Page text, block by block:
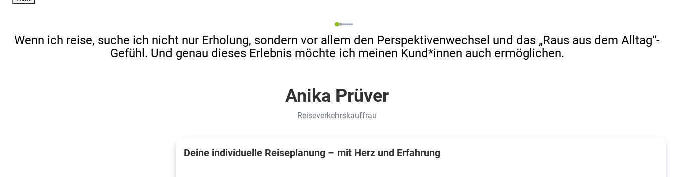
Wenn ich reise, suche ich nicht nur Erholung, sondern vor allem den Perspektivenwechsel und das „Raus aus dem Alltag“-
Gefühl. Und genau dieses Erlebnis möchte ich meinen Kund*innen auch ermöglichen.
Anika Prüver
Reiseverkehrskauffrau
Deine individuelle Reiseplanung – mit Herz und Erfahrung